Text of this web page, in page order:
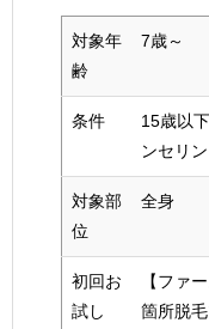
対象年
齢
7歳～
条件
15歳以
ンセリ
対象部
位
全身
初回お
試し
【ファ
箇所脱